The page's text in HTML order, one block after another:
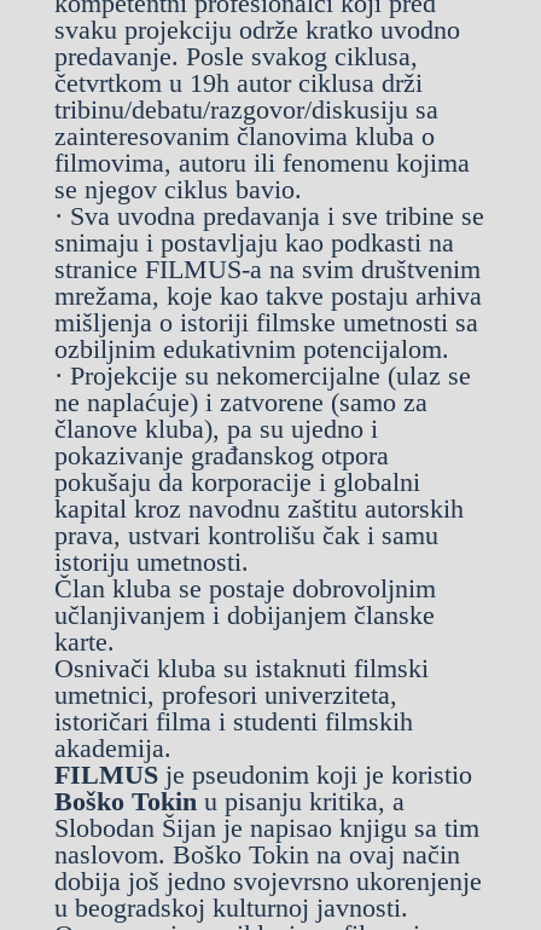
svaku projekciju održe kratko uvodno
predavanje. Posle svakog ciklusa,
četvrtkom u 19h autor ciklusa drži
tribinu/debatu/razgovor/diskusiju sa
zainteresovanim članovima kluba o
filmovima, autoru ili fenomenu kojima
se njegov ciklus bavio.
· Sva uvodna predavanja i sve tribine se
snimaju i postavljaju kao podkasti na
stranice FILMUS-a na svim društvenim
mrežama, koje kao takve postaju arhiva
mišljenja o istoriji filmske umetnosti sa
ozbiljnim edukativnim potencijalom.
· Projekcije su nekomercijalne (ulaz se
ne naplaćuje) i zatvorene (samo za
članove kluba), pa su ujedno i
pokazivanje građanskog otpora
pokušaju da korporacije i globalni
kapital kroz navodnu zaštitu autorskih
prava, ustvari kontrolišu čak i samu
istoriju umetnosti.
Član kluba se postaje dobrovoljnim
učlanjivanjem i dobijanjem članske
karte.
Osnivači kluba su istaknuti filmski
umetnici, profesori univerziteta,
istoričari filma i studenti filmskih
akademija.
FILMUSje pseudonim koji je koristio
Boško Tokinu pisanju kritika, a
Slobodan Šijan je napisao knjigu sa tim
naslovom. Boško Tokin na ovaj način
dobija još jedno svojevrsno ukorenjenje
u beogradskoj kulturnoj javnosti.